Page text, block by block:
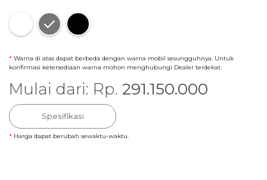
* Warna di atas dapat berbeda dengan warna mobil sesungguhnya. Untuk
konfirmasi ketersediaan warna mohon menghubungi Dealer terdekat.
Mulai dari: Rp. 291.150.000
Spesifikasi
* Harga dapat berubah sewaktu-waktu.